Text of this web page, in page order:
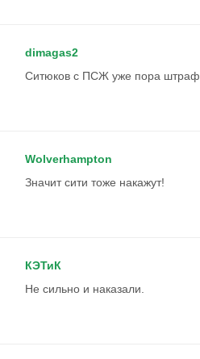
должен
готов к
dimagas2
Ситюков с ПСЖ уже пора
Wolverhampton
Значит сити тоже накажут!
КЭТиК
Не сильно и наказали.